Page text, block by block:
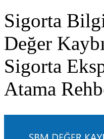
Sigorta
Değer
Sigorta
Atama